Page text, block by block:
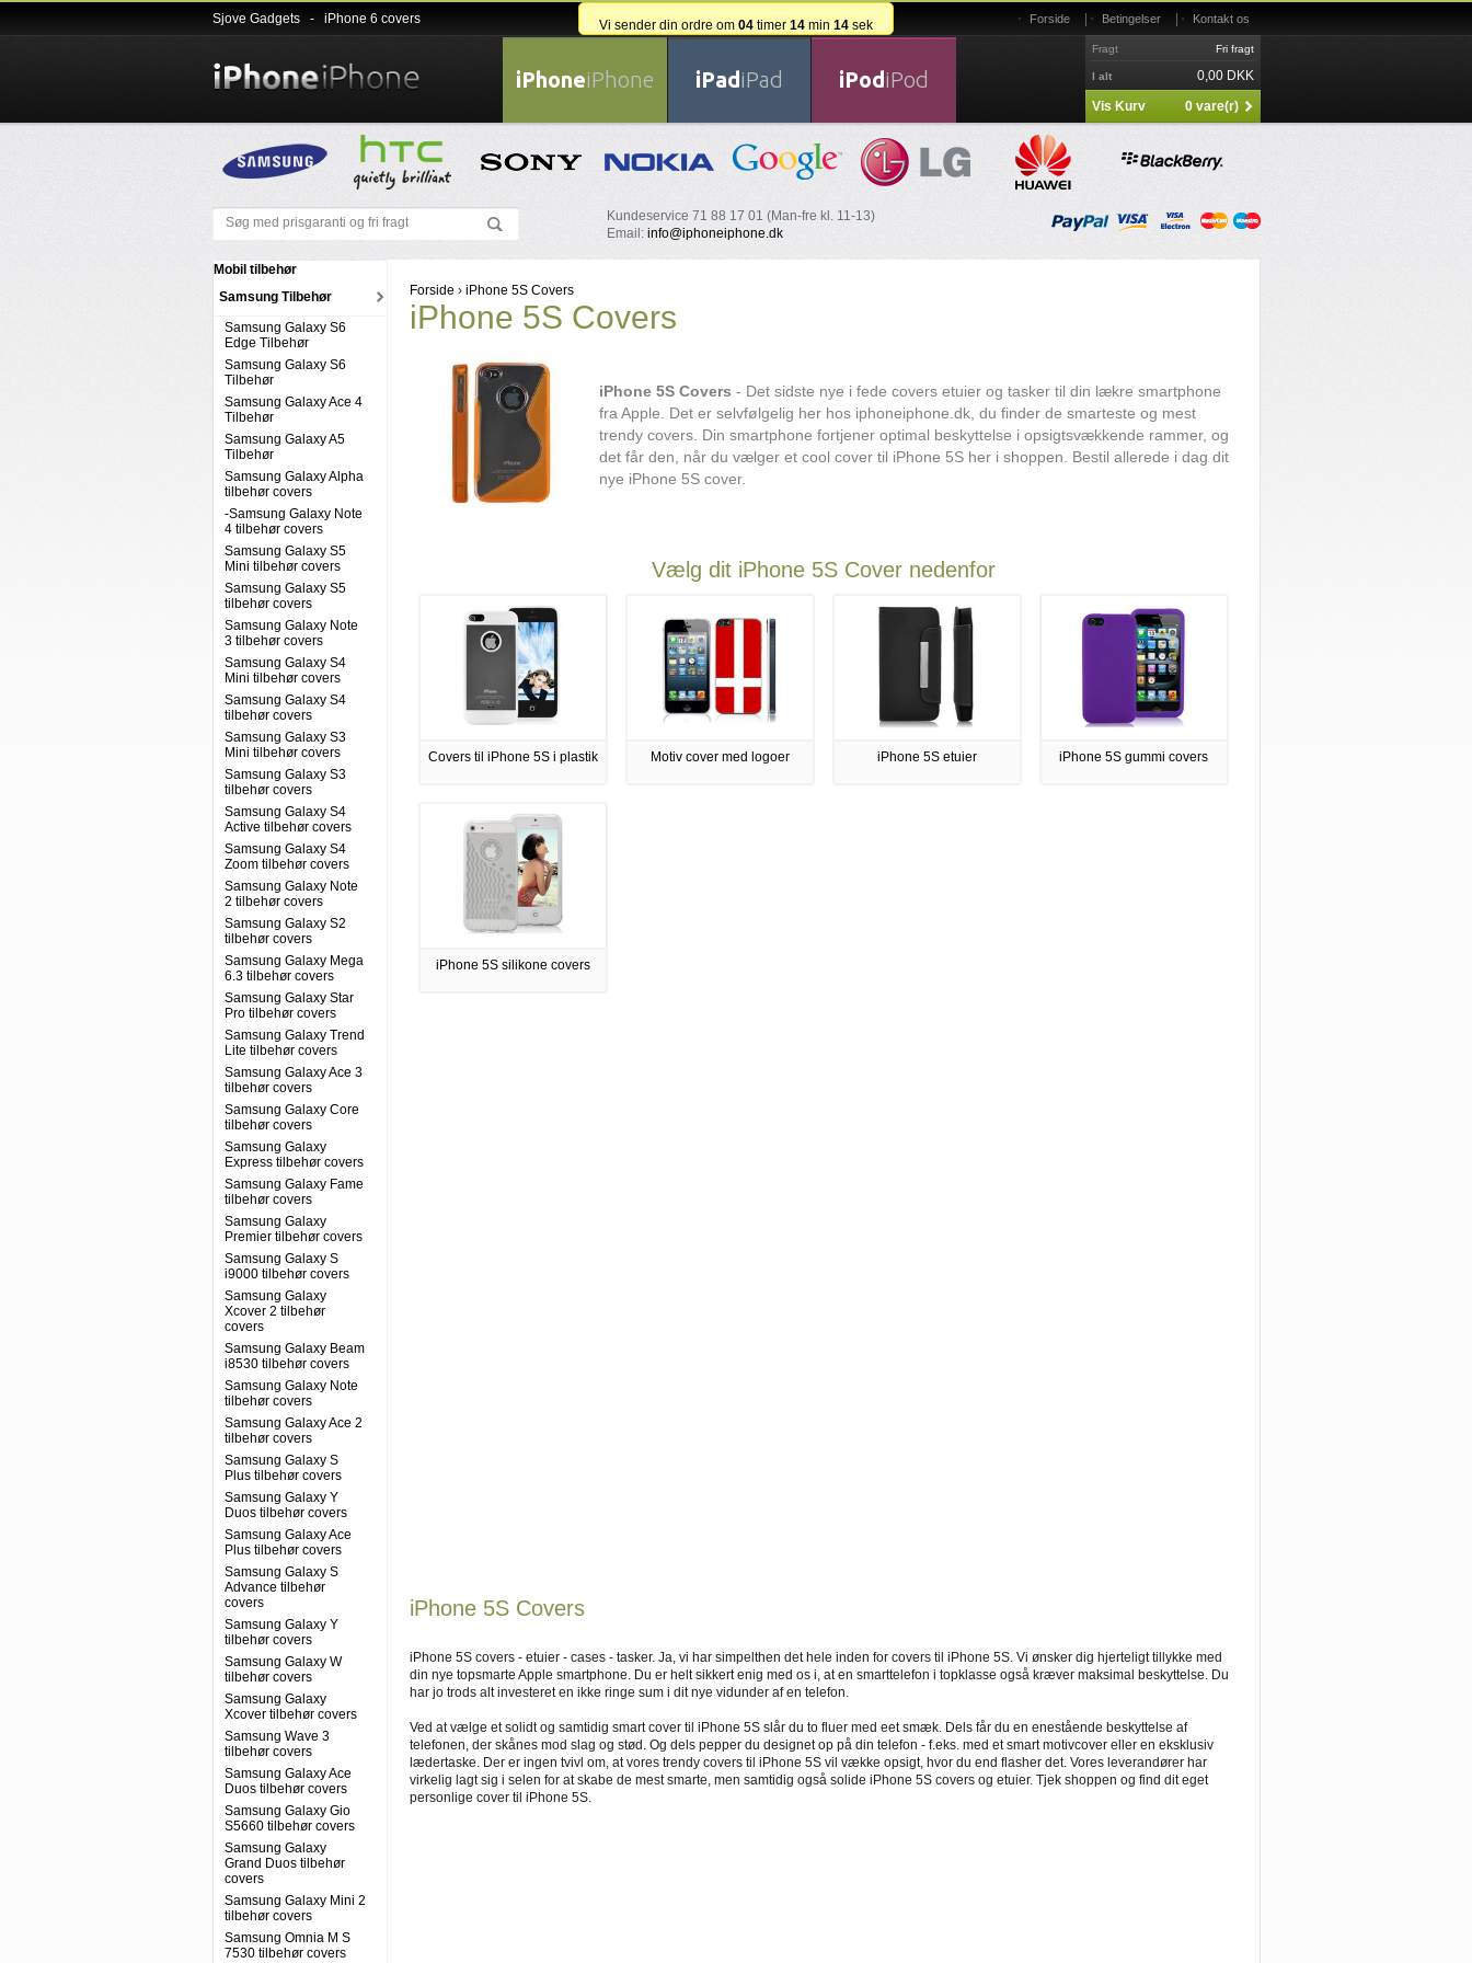
Sjove Gadgets- iPhone 6 covers Vi sender din ordre om 04timer 14min 13sek Forside Betingelser Kontakt os
Mobil tilbehør
Samsung Tilbehør
Samsung Galaxy S6
Edge Tilbehør
Samsung Galaxy S6
Tilbehør
Samsung Galaxy Ace 4
Tilbehør
Samsung Galaxy A5
Tilbehør
Samsung Galaxy Alpha
tilbehør covers
-Samsung Galaxy Note
4 tilbehør covers
Samsung Galaxy S5
Mini tilbehør covers
Samsung Galaxy S5
tilbehør covers
Samsung Galaxy Note
3 tilbehør covers
Samsung Galaxy S4
Mini tilbehør covers
Samsung Galaxy S4
tilbehør covers
Samsung Galaxy S3
Mini tilbehør covers
Samsung Galaxy S3
tilbehør covers
Samsung Galaxy S4
Active tilbehør covers
Samsung Galaxy S4
Zoom tilbehør covers
Samsung Galaxy Note
2 tilbehør covers
Samsung Galaxy S2
tilbehør covers
Samsung Galaxy Mega
6.3 tilbehør covers
Samsung Galaxy Star
Pro tilbehør covers
Samsung Galaxy Trend
Lite tilbehør covers
Samsung Galaxy Ace 3
tilbehør covers
Samsung Galaxy Core
tilbehør covers
Samsung Galaxy
Express tilbehør covers
Samsung Galaxy Fame
tilbehør covers
Samsung Galaxy
Premier tilbehør covers
Samsung Galaxy S
i9000 tilbehør covers
Samsung Galaxy
Xcover 2 tilbehør
covers
Samsung Galaxy Beam
i8530 tilbehør covers
Samsung Galaxy Note
tilbehør covers
Samsung Galaxy Ace 2
tilbehør covers
Samsung Galaxy S
Plus tilbehør covers
Samsung Galaxy Y
Duos tilbehør covers
Samsung Galaxy Ace
Plus tilbehør covers
Samsung Galaxy S
Advance tilbehør
covers
Samsung Galaxy Y
tilbehør covers
Samsung Galaxy W
tilbehør covers
Samsung Galaxy
Xcover tilbehør covers
Samsung Wave 3
tilbehør covers
Samsung Galaxy Ace
Duos tilbehør covers
Samsung Galaxy Gio
S5660 tilbehør covers
Samsung Galaxy
Grand Duos tilbehør
covers
Samsung Galaxy Mini 2
tilbehør covers
Samsung Omnia M S
7530 tilbehør covers
iPhoneiPhone iPadiPad iPodiPod
Fragt Fri fragt
I alt
0,00 DKK
Vis Kurv
0 vare(r)
Kundeservice 71 88 17 01 (Man-fre kl. 11-13)
Email: info@iphoneiphone.dk
Forside › iPhone 5S Covers
iPhone 5S Covers
iPhone 5S Covers - Det sidste nye i fede covers etuier og tasker til din lækre smartphone
fra Apple. Det er selvfølgelig her hos iphoneiphone.dk, du finder de smarteste og mest
trendy covers. Din smartphone fortjener optimal beskyttelse i opsigtsvækkende rammer, og
det får den, når du vælger et cool cover til iPhone 5S her i shoppen. Bestil allerede i dag dit
nye iPhone 5S cover.
Vælg dit iPhone 5S Cover nedenfor
Covers til iPhone 5S i plastik Motiv cover med logoer iPhone 5S etuier iPhone 5S gummi covers
iPhone 5S silikone covers
iPhone 5S Covers
iPhone 5S covers - etuier - cases - tasker. Ja, vi har simpelthen det hele inden for covers til iPhone 5S. Vi ønsker dig hjerteligt tillykke med
din nye topsmarte Apple smartphone. Du er helt sikkert enig med os i, at en smarttelefon i topklasse også kræver maksimal beskyttelse. Du
har jo trods alt investeret en ikke ringe sum i dit nye vidunder af en telefon.
Ved at vælge et solidt og samtidig smart cover til iPhone 5S slår du to fluer med eet smæk. Dels får du en enestående beskyttelse af
telefonen, der skånes mod slag og stød. Og dels pepper du designet op på din telefon - f.eks. med et smart motivcover eller en eksklusiv
lædertaske. Der er ingen tvivl om, at vores trendy covers til iPhone 5S vil vække opsigt, hvor du end flasher det. Vores leverandører har
virkelig lagt sig i selen for at skabe de mest smarte, men samtidig også solide iPhone 5S covers og etuier. Tjek shoppen og find dit eget
personlige cover til iPhone 5S.